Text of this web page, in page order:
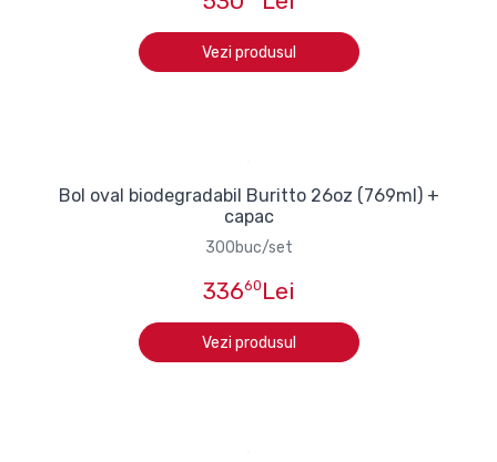
Vezi produsul
Bol oval biodegradabil Buritto 26oz (769ml) +
capac
300buc/set
33660 Lei
Vezi produsul